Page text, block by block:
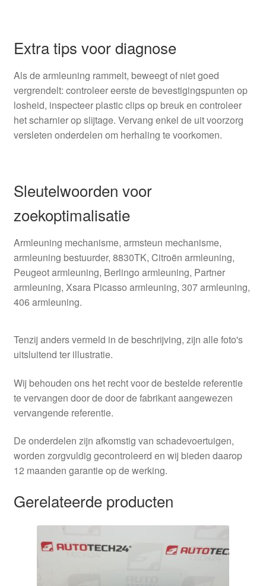
Extra tips voor diagnose
Als de armleuning rammelt, beweegt of niet goed
vergrendelt: controleer eerste de bevestigingspunten op
losheid, inspecteer plastic clips op breuk en controleer
het scharnier op slijtage. Vervang enkel de uit voorzorg
versleten onderdelen om herhaling te voorkomen.
Sleutelwoorden voor
zoekoptimalisatie
Armleuning mechanisme, armsteun mechanisme,
armleuning bestuurder, 8830TK, Citroën armleuning,
Peugeot armleuning, Berlingo armleuning, Partner
armleuning, Xsara Picasso armleuning, 307 armleuning,
406 armleuning.
Tenzij anders vermeld in de beschrijving, zijn alle foto's
uitsluitend ter illustratie.
Wij behouden ons het recht voor de bestelde referentie
te vervangen door de door de fabrikant aangewezen
vervangende referentie.
De onderdelen zijn afkomstig van schadevoertuigen,
worden zorgvuldig gecontroleerd en wij bieden daarop
12 maanden garantie op de werking.
Gerelateerde producten